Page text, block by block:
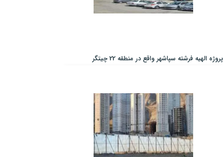
پروژه الهیه فرشته سپاشهر واقع در منطقه 22 چیتگر